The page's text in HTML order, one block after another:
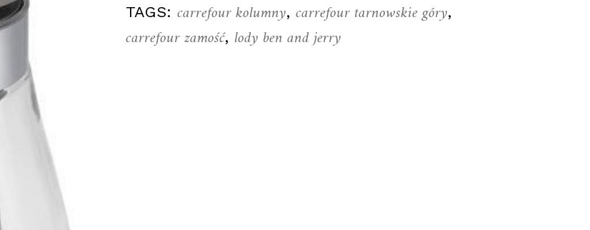
TAGS:carrefour kolumny,carrefour tarnowskie góry,
carrefour zamość, lody ben and jerry